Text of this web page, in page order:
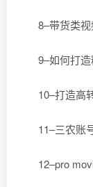
8–带货类
9–如何打
10–打造高
11–三农账
12–pro